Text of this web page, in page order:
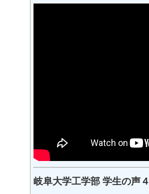
岐阜大学工学部 学生の声４